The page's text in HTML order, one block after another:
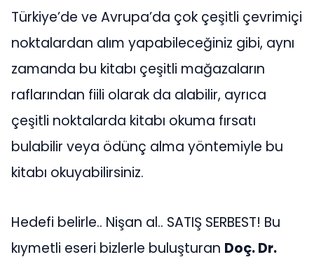
Türkiye’de ve Avrupa’da çok çeşitli çevrimiçi
noktalardan alım yapabileceğiniz gibi, aynı
zamanda bu kitabı çeşitli mağazaların
raflarından fiili olarak da alabilir, ayrıca
çeşitli noktalarda kitabı okuma fırsatı
bulabilir veya ödünç alma yöntemiyle bu
kitabı okuyabilirsiniz.
Hedefi belirle.. Nişan al.. SATIŞ SERBEST! Bu
kıymetli eseri bizlerle buluşturan Doç. Dr.